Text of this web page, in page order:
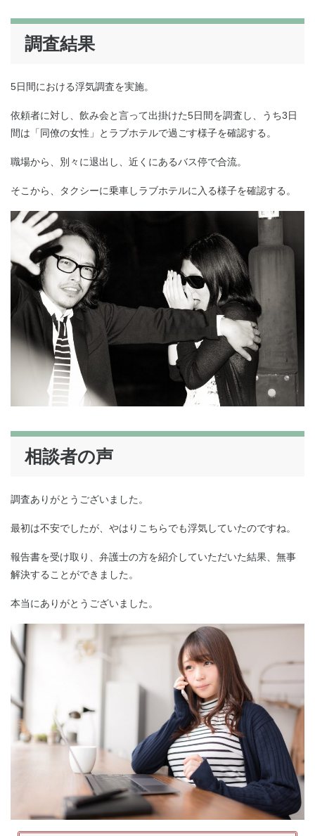
調査結果
5日間における浮気調査を実施。
依頼者に対し、飲み会と言って出掛けた5日間を調査し、うち3日
間は「同僚の女性」とラブホテルで過ごす様子を確認する。
職場から、別々に退出し、近くにあるバス停で合流。
そこから、タクシーに乗車しラブホテルに入る様子を確認する。
相談者の声
調査ありがとうございました。
最初は不安でしたが、やはりこちらでも浮気していたのですね。
報告書を受け取り、弁護士の方を紹介していただいた結果、無事
解決することができました。
本当にありがとうございました。